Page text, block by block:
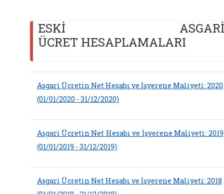
ESKİ ASGARİ
ÜCRET HESAPLAMALARI
Asgari Ücretin Net Hesabı ve İşverene Maliyeti: 2020
(01/01/2020 - 31/12/2020)
Asgari Ücretin Net Hesabı ve İşverene Maliyeti: 2019
(01/01/2019 - 31/12/2019)
Asgari Ücretin Net Hesabı ve İşverene Maliyeti: 2018